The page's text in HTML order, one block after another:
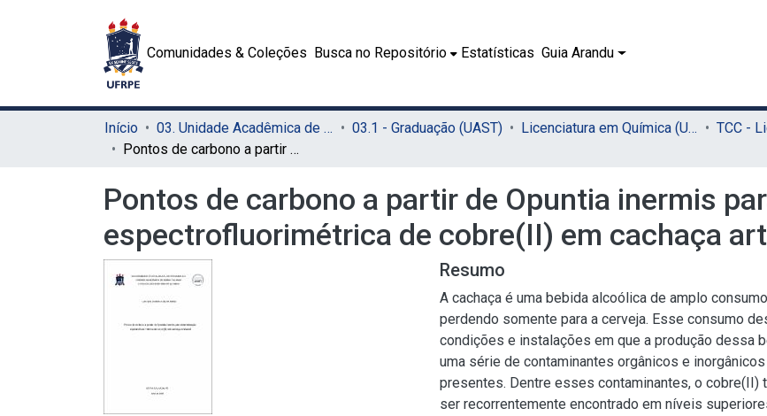
Comunidades & Coleções Busca no Repositório Estatísticas Guia Arandu
Início 03. Unidade Acadêmica de Serra Talhada (UAST) 03.1 - Graduação (UAST) Licenciatura em Química (UAST)
Pontos de carbono a partir de Opuntia inermis para determinação espectrofluorimétrica de cobre(II) em cachaça artesanal
Pontos de carbono a partir de Opuntia inermis
espectrofluorimétrica de cobre(II) em cachaça
Resumo
A cachaça é uma bebida alcoólica de amplo
perdendo somente para a cerveja. Esse consumo
condições e instalações em que a produção dessa
uma série de contaminantes orgânicos e
presentes. Dentre esses contaminantes, o cobre(II)
ser recorrentemente encontrado em níveis